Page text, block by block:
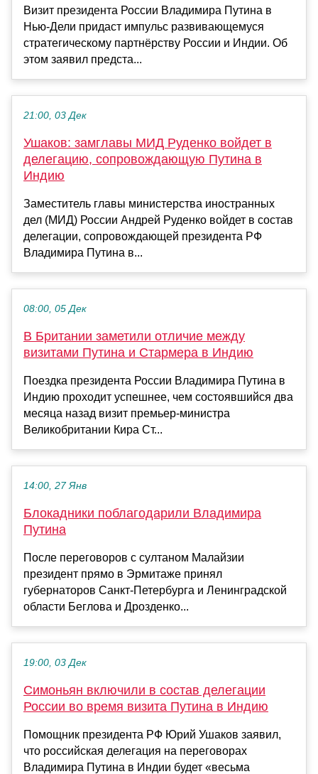
Визит президента России Владимира Путина в
Нью-Дели придаст импульс развивающемуся
стратегическому партнёрству России и Индии. Об
этом заявил предста...
21:00, 03 Дек
Ушаков: замглавы МИД Руденко войдет в
делегацию, сопровождающую Путина в
Индию
Заместитель главы министерства иностранных
дел (МИД) России Андрей Руденко войдет в состав
делегации, сопровождающей президента РФ
Владимира Путина в...
08:00, 05 Дек
В Британии заметили отличие между
визитами Путина и Стармера в Индию
Поездка президента России Владимира Путина в
Индию проходит успешнее, чем состоявшийся два
месяца назад визит премьер-министра
Великобритании Кира Ст...
14:00, 27 Янв
Блокадники поблагодарили Владимира
Путина
После переговоров с султаном Малайзии
президент прямо в Эрмитаже принял
губернаторов Санкт-Петербурга и Ленинградской
области Беглова и Дрозденко...
19:00, 03 Дек
Симоньян включили в состав делегации
России во время визита Путина в Индию
Помощник президента РФ Юрий Ушаков заявил,
что российская делегация на переговорах
Владимира Путина в Индии будет «весьма